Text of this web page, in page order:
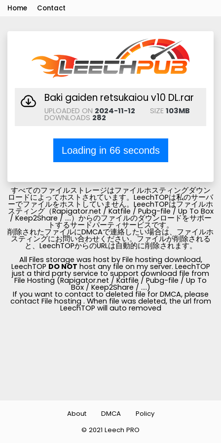
Home Contact
Baki gaiden retsukaiou v10 DL.rar
UPLOADED ON 2024-11-12 SIZE103MB
DOWNLOADS 282
Loading in 66seconds
すべてのファイルストレージはファイルホスティングダウン
ロードによってホストされています。LeechTOPは私のサーバ
ーでファイルをホストしていません。LeechTOPはファイルホ
スティング（Rapigator.net / Katfile / Pubg-file / Up To Box
/ Keep2Share / ....）からのファイルのダウンロードをサポー
トするサードパーティサービスです。
削除されたファイルにDMCAで連絡したい場合は、ファイルホ
スティングにお問い合わせください。ファイルが削除される
と、LeechTOPからのURLは自動的に削除されます。
All Files storage was host by File hosting download,
LeechTOP DO NOT host any file on my server. LeechTOP
just a third party service to support download file from
File Hosting (Rapigator.net / Katfile / Pubg-file / Up To
Box / Keep2Share / ....)
If you want to contact to deleted file for DMCA, please
contact File hosting . When file was deleted, the url from
LeechTOP will auto removed
© 2021 Leech PRO
About DMCA Policy